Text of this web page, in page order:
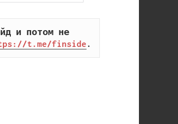
и потом не
t.me/finside .